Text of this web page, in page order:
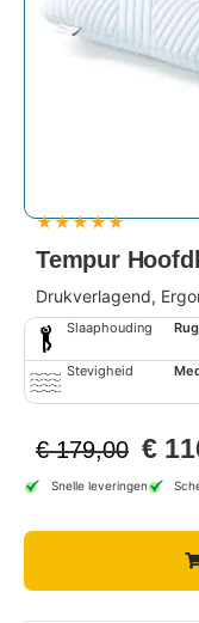
★★★★★
Tempur
Drukverlagend,
Slaaphouding
Stevigheid
€179,00 €
Snelle leveringen